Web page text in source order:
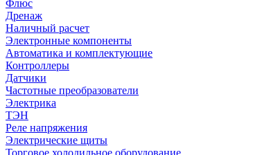
Флюс
Дренаж
Наличный расчет
Электронные компоненты
Автоматика и комплектующие
Контроллеры
Датчики
Частотные преобразователи
Электрика
ТЭН
Реле напряжения
Электрические щиты
Торговое холодильное оборудование